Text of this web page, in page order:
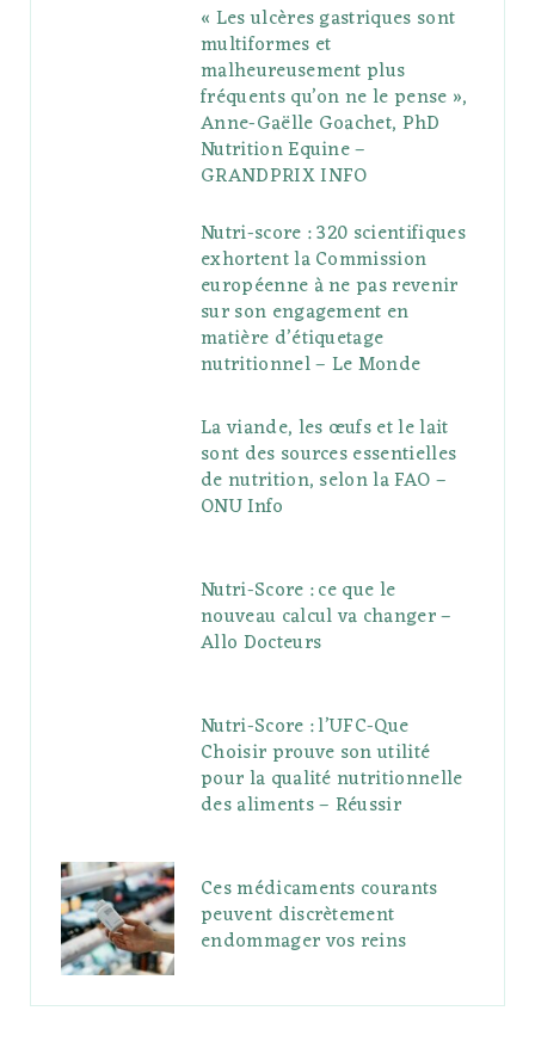
« Les ulcères gastriques sont
multiformes et
malheureusement plus
fréquents qu’on ne le pense »,
Anne-Gaëlle Goachet, PhD
Nutrition Equine –
GRANDPRIX INFO
Nutri-score : 320 scientifiques
exhortent la Commission
européenne à ne pas revenir
sur son engagement en
matière d’étiquetage
nutritionnel – Le Monde
La viande, les œufs et le lait
sont des sources essentielles
de nutrition, selon la FAO –
ONU Info
Nutri-Score : ce que le
nouveau calcul va changer –
Allo Docteurs
Nutri-Score : l’UFC-Que
Choisir prouve son utilité
pour la qualité nutritionnelle
des aliments – Réussir
Ces médicaments courants
peuvent discrètement
endommager vos reins